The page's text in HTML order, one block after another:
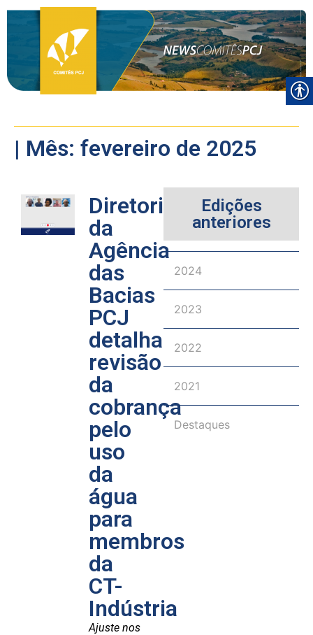
| Mês: fevereiro de 2025
Diretoria
da
Agência
das
Bacias
PCJ
detalha
revisão
da
cobrança
pelo
uso
da
água
para
membros
da
CT-
Indústria
Ajuste nos
Edições
anteriores
2024
2023
2022
2021
Destaques